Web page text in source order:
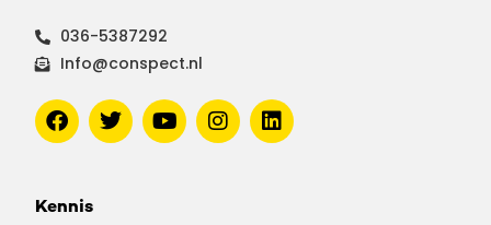
036-5387292
Info@conspect.nl
Kennis